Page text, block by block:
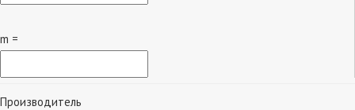
m =
Производитель